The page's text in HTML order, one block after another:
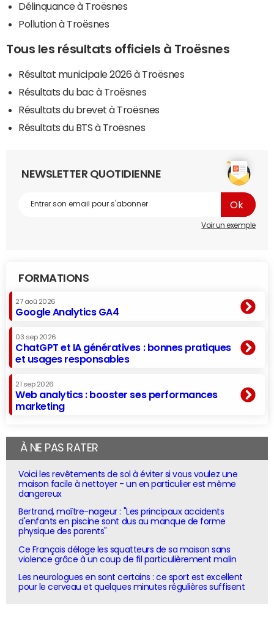
Délinquance à Troësnes
Pollution à Troësnes
Tous les résultats officiels à Troësnes
Résultat municipale 2026 à Troësnes
Résultats du bac à Troësnes
Résultats du brevet à Troësnes
Résultats du BTS à Troësnes
NEWSLETTER QUOTIDIENNE
Voir un exemple
FORMATIONS
27 aoû 2026
Google Analytics GA4
03 sep 2026
ChatGPT et IA génératives : bonnes pratiques
et usages responsables
21 sep 2026
Web analytics : booster ses performances
marketing
À NE PAS RATER
Voici les revêtements de sol à éviter si vous voulez une
maison facile à nettoyer - un en particulier est même
dangereux
Bertrand, maître-nageur : "Les principaux accidents
d'enfants en piscine sont dus au manque de forme
physique des parents"
Ce Français déloge les squatteurs de sa maison sans
violence grâce à un coup de fil particulièrement malin
Les neurologues en sont certains : ce sport est excellent
pour le cerveau et quelques minutes régulières suffisent